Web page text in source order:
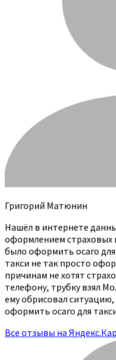
Григорий Матюнин
Нашёл в интернете
оформлением страховых
было оформить осаго для
такси не так просто
причинам не хотят
телефону, трубку взял
ему обрисовал
оформить осаго для
Все отзывы на